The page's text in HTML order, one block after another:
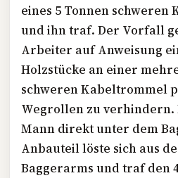
eines 5 Tonnen schweren
und ihn traf. Der Vorfall
Arbeiter auf Anweisung
Holzstücke an einer
schweren Kabeltrommel
Wegrollen zu verhindern.
Mann direkt unter dem
Anbauteil löste sich aus
Baggerarms und traf den